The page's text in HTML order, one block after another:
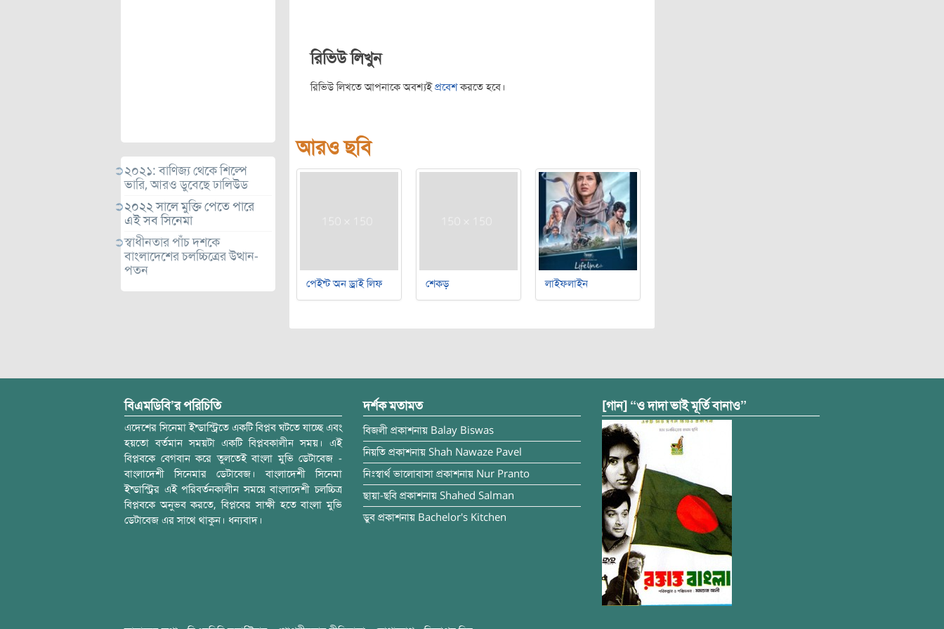
২০২১: বাণিজ্য থেকে শিল্পে
ভারি, আরও ডুবেছে ঢালিউড
২০২২ সালে মুক্তি পেতে পারে
এই সব সিনেমা
স্বাধীনতার পাঁচ দশকে
বাংলাদেশের চলচ্চিত্রের উত্থান-
পতন
রিভিউ লিখুন
রিভিউ লিখতে আপনাকে অবশ্যইপ্রবেশকরতে হবে।
আরও ছবি
পেইন্ট অন ড্রাই লিফ শেকড় লাইফলাইন
বিএমডিবি’র পরিচিতি
এদেশের সিনেমা ইন্ডাস্ট্রিতে একটি বিপ্লব ঘটতে যাচ্ছে এবং
হয়তো বর্তমান সময়টা একটি বিপ্লবকালীন সময়। এই
বিপ্লবকে বেগবান করে তুলতেই বাংলা মুভি ডেটাবেজ -
বাংলাদেশী সিনেমার ডেটাবেজ। বাংলাদেশী সিনেমা
ইন্ডাস্ট্রির এই পরিবর্তনকালীন সময়ে বাংলাদেশী চলচ্চিত্র
বিপ্লবকে অনুভব করতে, বিপ্লবের সাক্ষী হতে বাংলা মুভি
ডেটাবেজ এর সাথে থাকুন। ধন্যবাদ।
দর্শক মতামত
বিজলী প্রকাশনায় Balay Biswas
নিয়তি প্রকাশনায় Shah Nawaze Pavel
নিঃস্বার্থ ভালোবাসা প্রকাশনায় Nur Pranto
ছায়া-ছবি প্রকাশনায় Shahed Salman
ডুব প্রকাশনায় Bachelor's Kitchen
[গান] “ও দাদা ভাই মূর্তি বানাও”